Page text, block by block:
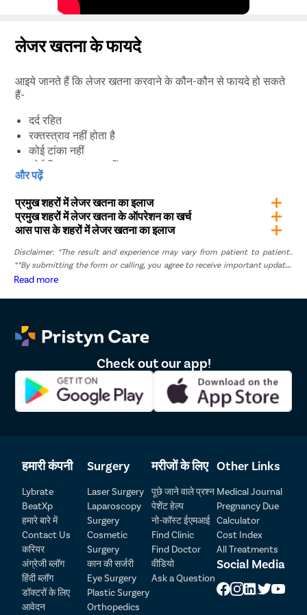
लेजर खतना के फायदे
आइये जानते हैं कि लेजर खतना करवाने के कौन-कौन से फायदे हो सकते
हैं-
दर्द रहित
रक्तस्त्राव नहीं होता है
कोई टांका नहीं
कोई निशान या घाव नहीं
ट्रीटमेंट के बाद उसी दिन अस्पताल से छुट्टी
फर्टिलिटी पर कोई दुष्प्रभावनहीं
अगले दिन नहा सकते हैं
२ दिन में अपना काम फिर से शुरू करें
10 मिनट प्रक्रिया
10 दिनों के भीतर रिकवरी
पेनाइल कैंसर का खतरा कम करता है
संक्रमण होने का कोई खतरा नहीं
लेजर प्रक्रिया के बाद फाईमोसिस से हमेशा के लिए छुटकारा
महिलाओं में सर्वाइकल कैंसर का खतरा कम करता है
कोई आराम की जरूरत नहीं
पनवेल में Pristyn Care से कराएं दर्द रहित
लेजर खतना
रिकवरी तक दर्द में रहना पड़ता है। आपके इस दर्द को कम करने के लिए
हम पनवेल में लेजर/ZSR खतना करते हैं।
लेजर खतना के समय हमारे डॉक्टर एडवांस उपकरण का उपयोग करते हैं
जिससे बिल्कुल भी दर्द नहीं होता है। साथ ही आपका इलाज गुप्त रखा
जाता है और डायग्नोसिस में 30 प्रतिशत की छूट दी जाती है।
और पढ़ें
प्रमुख शहरों में लेजर खतना का इलाज
प्रमुख शहरों में लेजर खतना के ऑपरेशन का खर्च
आस पास के शहरों में लेजर खतना का इलाज
Disclaimer: *The result and experience may vary from patient to patient..
**By submitting the form or calling, you agree to receive important updates
and marketing communications.
Read more
Check out our app!
हमारी कंपनी
Lybrate
BeatXp
हमारे बारे में
Contact Us
करियर
अंग्रेजी ब्लॉग
हिंदी ब्लॉग
डॉक्टरों के लिए
आवेदन
Surgery
Laser Surgery
Laparoscopy
Surgery
Cosmetic
Surgery
कान की सर्जरी
Eye Surgery
Plastic Surgery
Orthopedics
मरीजों के लिए
पूछे जाने वाले प्रश्न
पेशेंट हेल्प
नो-कॉस्ट ईएमआई
Find Clinic
Find Doctor
वीडियो
Ask a Question
Other Links
Medical Journal
Pregnancy Due
Calculator
Cost Index
All Treatments
Social Media
Patient Detail
नाम लिखें
OTP